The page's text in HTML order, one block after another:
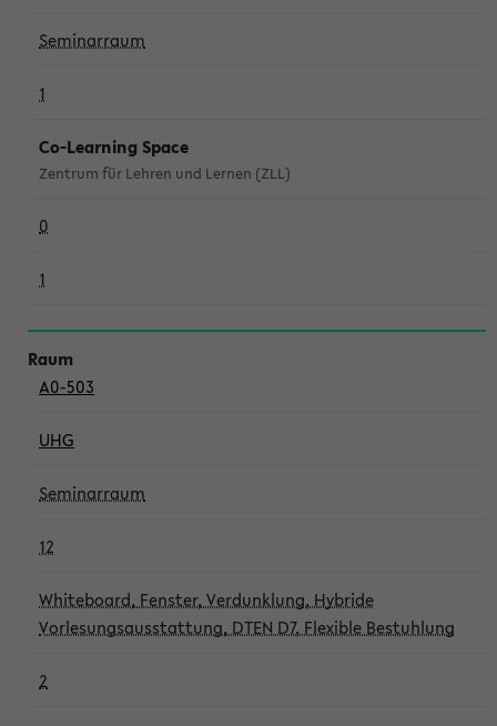
Seminarraum
1
Co-Learning Space
Zentrum für Lehren und Lernen (ZLL)
0
1
A0-503
UHG
Seminarraum
12
Whiteboard, Fenster, Verdunklung, Hybride
Vorlesungsausstattung, DTEN D7, Flexible Bestuhlung
2